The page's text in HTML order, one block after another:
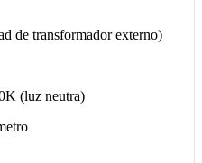
de transformador externo)
(luz neutra)